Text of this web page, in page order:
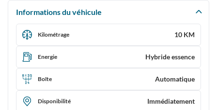
Informations du véhicule
Kilométrage 10 KM
Energie Hybride essence
Boîte Automatique
Disponibilité Immédiatement